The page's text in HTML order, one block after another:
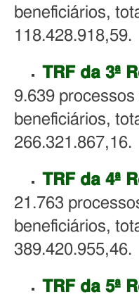
beneficiários,
118.428.918,59.
TRF da 3ª
9.639 processos
beneficiários,
266.321.867,16.
TRF da 4ª
21.763
beneficiários,
389.420.955,46.
TRF da 5ª